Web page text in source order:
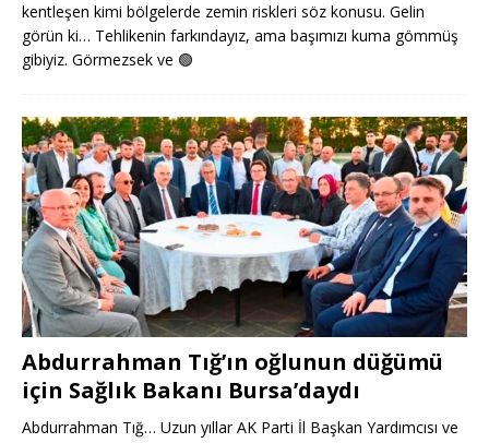
kentleşen kimi bölgelerde zemin riskleri söz konusu. Gelin
görün ki… Tehlikenin farkındayız, ama başımızı kuma gömmüş
gibiyiz. Görmezsek ve 🟢
Abdurrahman Tığ’ın oğlunun düğümü
için Sağlık Bakanı Bursa’daydı
Abdurrahman Tığ… Uzun yıllar AK Parti İl Başkan Yardımcısı ve